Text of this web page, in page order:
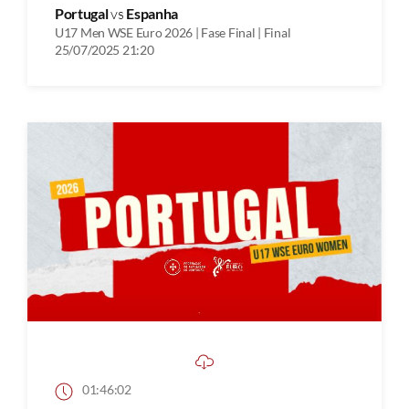
Portugalvs Espanha
U17 Men WSE Euro 2026 | Fase Final | Final
25/07/2025 21:20
01:46:02